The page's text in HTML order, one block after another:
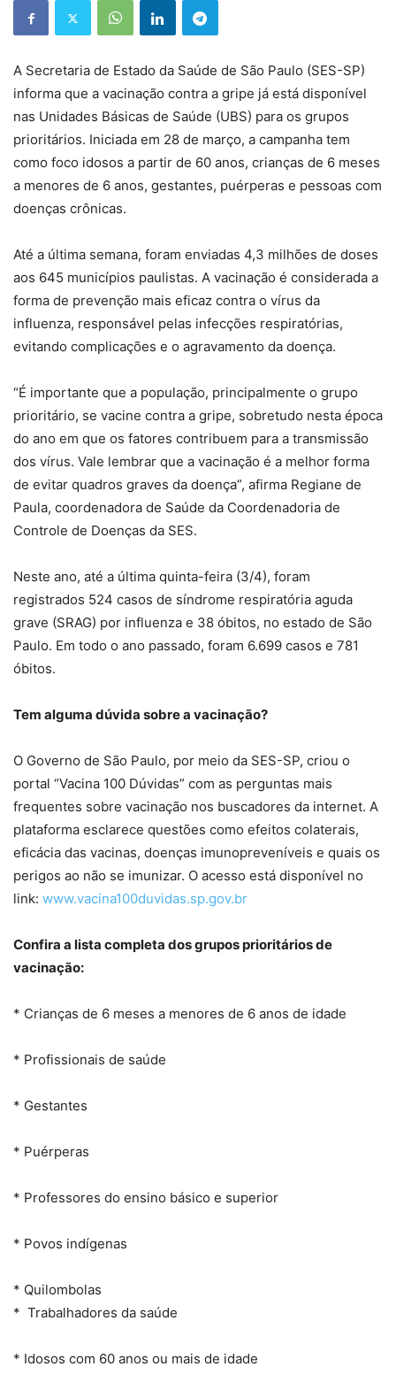
A Secretaria de Estado da Saúde de São Paulo (SES-SP)
informa que a vacinação contra a gripe já está disponível
nas Unidades Básicas de Saúde (UBS) para os grupos
prioritários. Iniciada em 28 de março, a campanha tem
como foco idosos a partir de 60 anos, crianças de 6 meses
a menores de 6 anos, gestantes, puérperas e pessoas com
doenças crônicas.
Até a última semana, foram enviadas 4,3 milhões de doses
aos 645 municípios paulistas. A vacinação é considerada a
forma de prevenção mais eficaz contra o vírus da
influenza, responsável pelas infecções respiratórias,
evitando complicações e o agravamento da doença.
“É importante que a população, principalmente o grupo
prioritário, se vacine contra a gripe, sobretudo nesta época
do ano em que os fatores contribuem para a transmissão
dos vírus. Vale lembrar que a vacinação é a melhor forma
de evitar quadros graves da doença”, afirma Regiane de
Paula, coordenadora de Saúde da Coordenadoria de
Controle de Doenças da SES.
Neste ano, até a última quinta-feira (3/4), foram
registrados 524 casos de síndrome respiratória aguda
grave (SRAG) por influenza e 38 óbitos, no estado de São
Paulo. Em todo o ano passado, foram 6.699 casos e 781
óbitos.
Tem alguma dúvida sobre a vacinação?
O Governo de São Paulo, por meio da SES-SP, criou o
portal “Vacina 100 Dúvidas” com as perguntas mais
frequentes sobre vacinação nos buscadores da internet. A
plataforma esclarece questões como efeitos colaterais,
eficácia das vacinas, doenças imunopreveníveis e quais os
perigos ao não se imunizar. O acesso está disponível no
link: www.vacina100duvidas.sp.gov.br
Confira a lista completa dos grupos prioritários de
vacinação:
* Crianças de 6 meses a menores de 6 anos de idade
* Profissionais de saúde
* Gestantes
* Puérperas
* Professores do ensino básico e superior
* Povos indígenas
* Quilombolas
* Trabalhadores da saúde
* Idosos com 60 anos ou mais de idade